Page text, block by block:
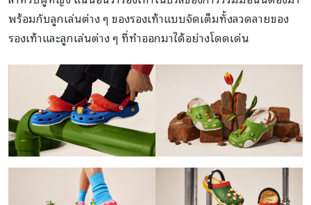
พร้อมกับลูกเล่นต่าง ๆ ของรองเท้าแบบจัดเต็มทั้งลวดลายของ
รองเท้าและลูกเล่นต่าง ๆ ที่ทำออกมาได้อย่างโดดเด่น